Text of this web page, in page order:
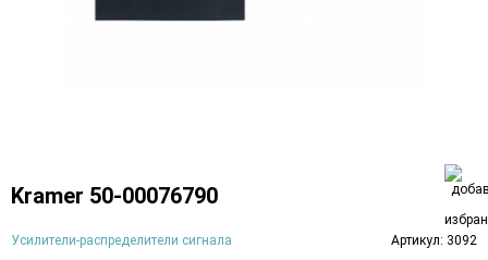
Kramer 50-00076790
Усилители-распределители сигнала Артикул: 3092